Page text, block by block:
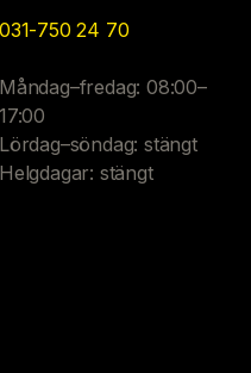
031-750 24 70
Måndag–fredag: 08:00–
17:00
Lördag–söndag: stängt
Helgdagar: stängt